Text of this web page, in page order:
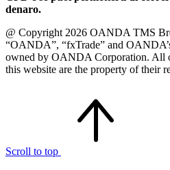
denaro.
@ Copyright 2026 OANDA TMS
“OANDA”, “fxTrade” and
owned by OANDA Corporation. All
this website are the property of their
Scroll to top